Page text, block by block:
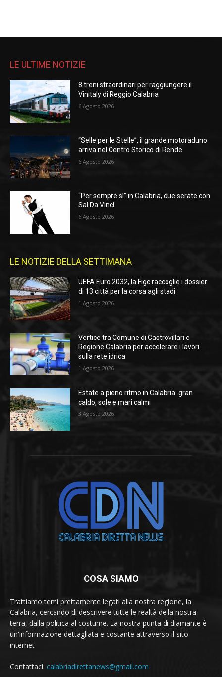
LE ULTIME NOTIZIE
8 treni straordinari per raggiungere il
Vinitaly di Reggio Calabria
6 Agosto 2026
“Selle per le Stelle”, il grande motoraduno
arriva nel Centro Storico di Rende
6 Agosto 2026
“Per sempre sì” in Calabria, due serate con
Sal Da Vinci
6 Agosto 2026
LE NOTIZIE DELLA SETTIMANA
UEFA Euro 2032, la Figc raccoglie i dossier
di 13 città per la corsa agli stadi
1 Agosto 2026
Vertice tra Comune di Castrovillari e
Regione Calabria per accelerare i lavori
sulla rete idrica
1 Agosto 2026
Estate a pieno ritmo in Calabria: gran
caldo, sole e mari calmi
3 Agosto 2026
COSA SIAMO
Trattiamo temi prettamente legati alla nostra regione, la
Calabria, cercando di descrivere tutte le realtà della nostra
terra, dalla politica al costume. La nostra punta di diamante è
un'informazione dettagliata e costante attraverso il sito
internet
Contattaci: calabriadirettanews@gmail.com